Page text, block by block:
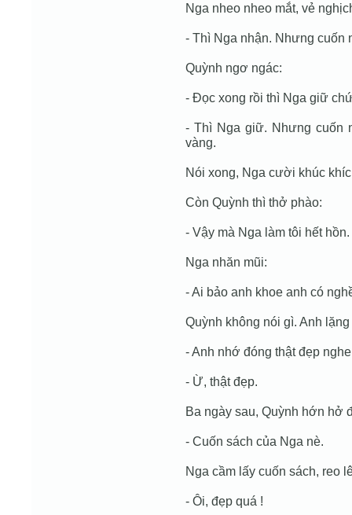
Nga nheo nheo mắt, vẻ
- Thì Nga nhận. Nhưng cuốn
Quỳnh ngơ ngác:
- Đọc xong rồi thì Nga giữ
- Thì Nga giữ. Nhưng cuốn
vàng.
Nói xong, Nga cười khúc
Còn Quỳnh thì thở phào:
- Vậy mà Nga làm tôi hết hồn.
Nga nhăn mũi:
- Ai bảo anh khoe anh có
Quỳnh không nói gì. Anh
- Anh nhớ đóng thật đẹp
- Ừ, thật đẹp.
Ba ngày sau, Quỳnh hớn hở
- Cuốn sách của Nga nè.
Nga cầm lấy cuốn sách, reo
- Ôi, đẹp quá !